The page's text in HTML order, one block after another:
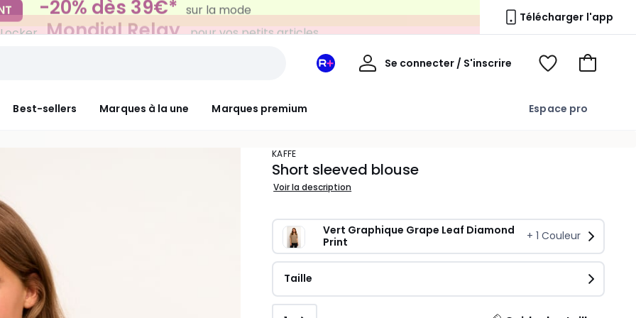
Mondial Relay pour vos petits articles Télécharger l'app
Best-sellers Marques à la une Marques premium Espace pro
Mon
Se connecter / S'inscrire
Mon
Voir
Voir
KAFFE
Short sleeved blouse
Voir la description
Vert Graphique Grape Leaf Diamond
Print
+ 1 Couleur
Taille